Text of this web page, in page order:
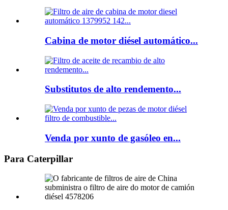
Cabina de motor diésel automático...
Substitutos de alto rendemento...
Venda por xunto de gasóleo en...
Para Caterpillar